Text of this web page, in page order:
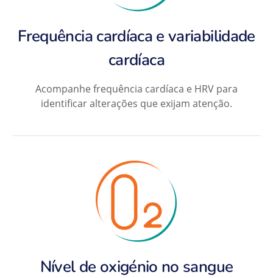
Frequência cardíaca e variabilidade
cardíaca
Acompanhe frequência cardíaca e HRV para
identificar alterações que exijam atenção.
Nível de oxigénio no sangue